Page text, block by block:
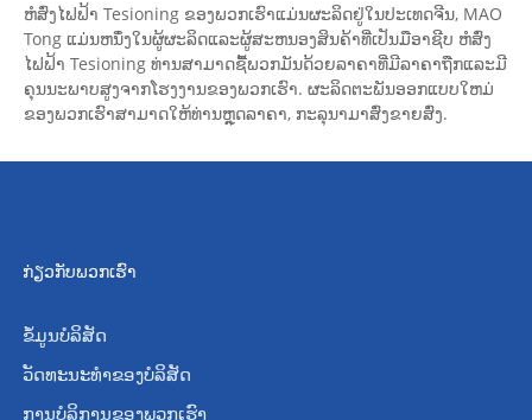
ຫໍສົ່ງໄຟຟ້າ Tesioning ຂອງພວກເຮົາແມ່ນຜະລິດຢູ່ໃນປະເທດຈີນ, MAO
Tong ແມ່ນຫນຶ່ງໃນຜູ້ຜະລິດແລະຜູ້ສະຫນອງສິນຄ້າທີ່ເປັນມືອາຊີບ ຫໍສົ່ງ
ໄຟຟ້າ Tesioning ທ່ານສາມາດຊື້ພວກມັນດ້ວຍລາຄາທີ່ມີລາຄາຖືກແລະມີ
ຄຸນນະພາບສູງຈາກໂຮງງານຂອງພວກເຮົາ. ຜະລິດຕະພັນອອກແບບໃຫມ່
ຂອງພວກເຮົາສາມາດໃຫ້ທ່ານຫຼຸດລາຄາ, ກະລຸນາມາສົ່ງຂາຍສົ່ງ.
ກ່ຽວກັບພວກເຮົາ
ຂໍ້ມູນບໍລິສັດ
ວັດທະນະທໍາຂອງບໍລິສັດ
ການບໍລິການຂອງພວກເຮົາ